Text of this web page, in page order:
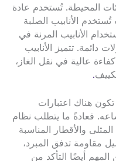
المحيطة. تُستخدم عادة
الأنابيب الصلبة
الأنابيب المرنة في
دائمة. تتميز الأنابيب
كفاءة عالية في نقل الغاز،
.
هناك اعتبارات
فعادةً ما يتطلب نظام
والأقطار المناسبة
مقاومة تدفق المبرد،
المهم أيضًا التأكد من